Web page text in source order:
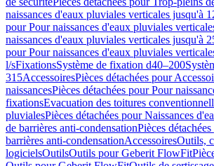
naissances d'eaux pluviales verticales jusqu'à
pour Pour naissances d'eaux pluviales
naissances d'eaux pluviales verticales jusqu'à
pour Pour naissances d'eaux pluviales
l/sFixationsSystème de fixation d40–200
315AccessoiresPièces détachées pour
naissancesPièces détachées pour Pour
fixationsEvacuation des toitures
pluvialesPièces détachées pour Naissances
de barrières anti-condensationPièces
barrières anti-condensationAccessoiresOutils,
logicielsOutilsOutils pour Geberit FlowFit